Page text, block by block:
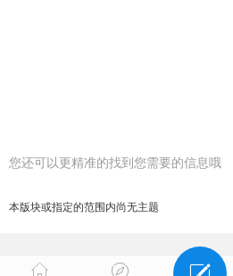
您还可以更精准的找到您需要的信息哦
本版块或指定的范围内尚无主题